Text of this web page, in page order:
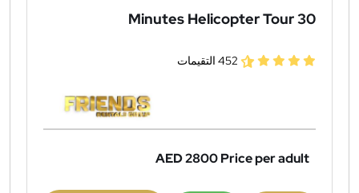
30 Minutes Helicopter Tour
452 التقيمات
AED 2800Price per adult